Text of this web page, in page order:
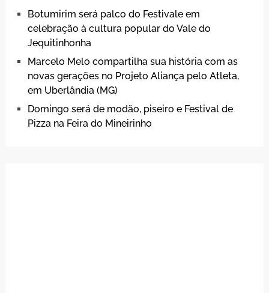
Botumirim será palco do Festivale em
celebração à cultura popular do Vale do
Jequitinhonha
Marcelo Melo compartilha sua história com as
novas gerações no Projeto Aliança pelo Atleta,
em Uberlândia (MG)
Domingo será de modão, piseiro e Festival de
Pizza na Feira do Mineirinho